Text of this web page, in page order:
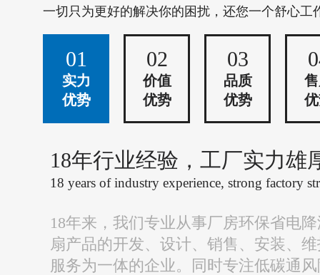
一切只为更好的解决你的困扰，还您一个舒心工
01
实力
优势
02
价值
优势
03
品质
优势
18年行业经验，工厂实力雄
18 years of industry experience, strong factory
18年来，我们专业从事厂房环保省电
扇产品的开发、设计、销售、安装、
服务为一体的企业。同时专注低碳通